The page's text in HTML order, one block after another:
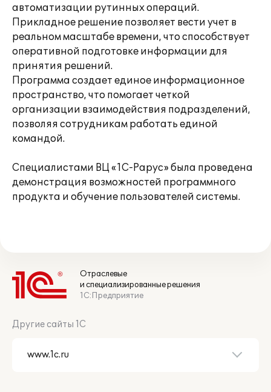
автоматизации рутинных операций.
Прикладное решение позволяет вести учет в
реальном масштабе времени, что способствует
оперативной подготовке информации для
принятия решений.
Программа создает единое информационное
пространство, что помогает четкой
организации взаимодействия подразделений,
позволяя сотрудникам работать единой
командой.
Специалистами ВЦ «1С-Рарус» была проведена
демонстрация возможностей программного
продукта и обучение пользователей системы.
Отраслевые
и специализированные решения
1С:Предприятие
Другие сайты 1С